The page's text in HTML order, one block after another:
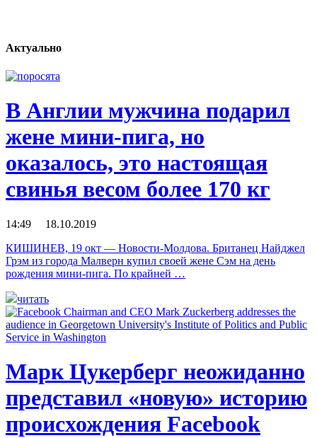
Актуально
В Англии мужчина подарил
жене мини-пига, но
оказалось, это настоящая
свинья весом более 170 кг
14:49 18.10.2019
КИШИНЕВ, 19 окт — Новости-Молдова. Британец Найджел
Грэм из города Малверн купил своей жене Сэм на день
рождения мини-пига. По крайней …
читать
Марк Цукерберг неожиданно
представил «новую» историю
происхождения Facebook